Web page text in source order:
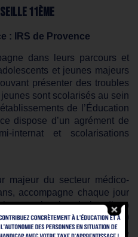
11ème
: IRS de Provence
dans leurs parcours et
et jeunes majeurs
présenter des troubles
sont scolarisés au sein
de l’Éducation
dispose d’un agrément de
internat et scolarisations
majeur du secteur médico-
accompagne chaque jour
en situation de handicap
collaborateurs et 40
situés à La Réunion,